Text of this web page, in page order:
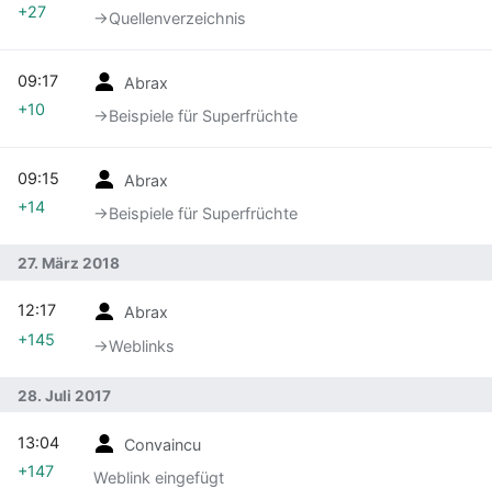
→‎Quellenverzeichnis
+27
Abrax
→‎Beispiele für Superfrüchte
09:17
+10
Abrax
→‎Beispiele für Superfrüchte
09:15
+14
27. März 2018
Abrax
→‎Weblinks
12:17
+145
28. Juli 2017
Convaincu
Weblink eingefügt
13:04
+147